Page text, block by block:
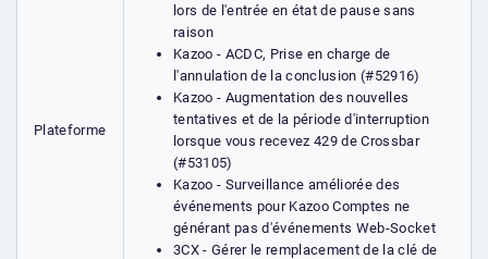
Plateforme
lors de l'entrée en état de pause sans
raison
Kazoo - ACDC, Prise en charge de
l'annulation de la conclusion (#52916)
Kazoo - Augmentation des nouvelles
tentatives et de la période d'interruption
lorsque vous recevez 429 de Crossbar
(#53105)
Kazoo - Surveillance améliorée des
événements pour Kazoo Comptes ne
générant pas d'événements Web-Socket
3CX - Gérer le remplacement de la clé de